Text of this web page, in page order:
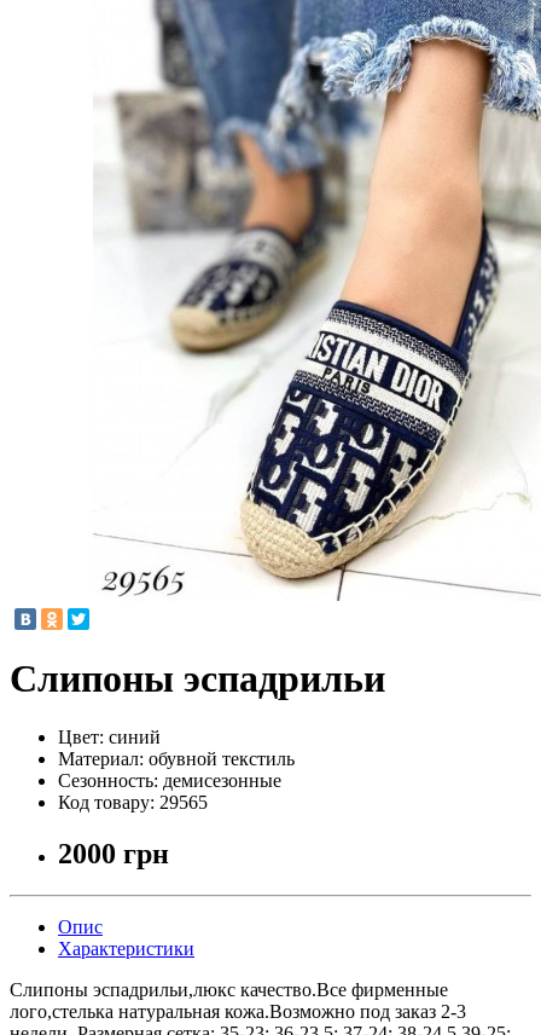
Слипоны эспадрильи
Цвет: синий
Материал: обувной текстиль
Сезонность: демисезонные
Код товару: 29565
2000 грн
Опис
Характеристики
Слипоны эспадрильи,люкс качество.Все фирменные
лого,стелька натуральная кожа.Возможно под заказ 2-3